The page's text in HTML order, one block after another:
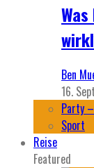
Ben
16.
Party
Sport
Reise
Featured